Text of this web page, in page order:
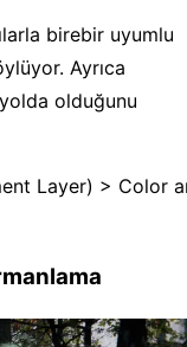
birebir uyumlu
Ayrıca
olduğunu
Layer) > Color